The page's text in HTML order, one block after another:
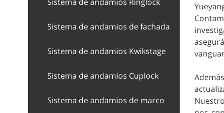
Sistema de andamios de fachada
Sistema de andamios Kwikstage
Sistema de andamios Cuplock
Sistema de andamios de marco